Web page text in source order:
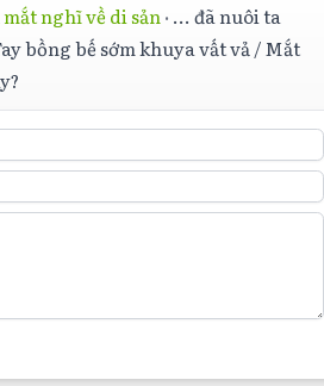
nghĩ về di sản · ... đã nuôi ta
bồng bế sớm khuya vất vả / Mắt